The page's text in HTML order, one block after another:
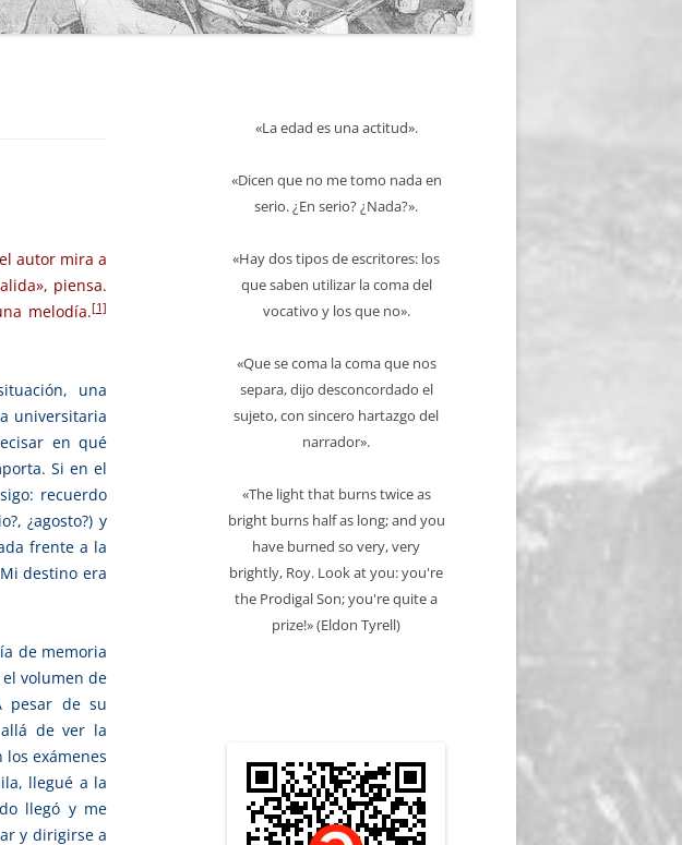
autor mira a
piensa.
melodía.[1]
una
universitaria
en qué
Si en el
recuerdo
¿agosto?) y
frente a la
destino era
de memoria
volumen de
pesar de su
de ver la
exámenes
llegué a la
llegó y me
y dirigirse a
«La edad es una actitud».
«Dicen que no me tomo nada en
serio. ¿En serio? ¿Nada?».
«Hay dos tipos de escritores: los
que saben utilizar la coma del
vocativo y los que no».
«Que se coma la coma que nos
separa, dijo desconcordado el
sujeto, con sincero hartazgo del
narrador».
«The light that burns twice as
bright burns half as long; and you
have burned so very, very
brightly, Roy. Look at you: you're
the Prodigal Son; you're quite a
prize!» (Eldon Tyrell)